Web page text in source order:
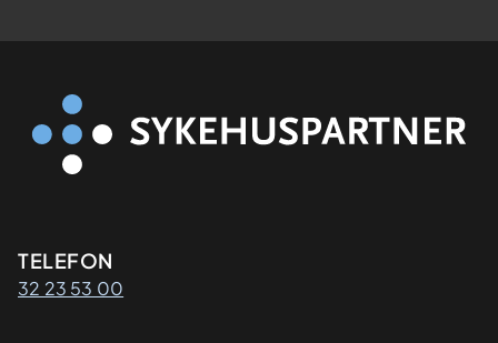
Kontaktinformasjon
TELEFON
32 23 53 00